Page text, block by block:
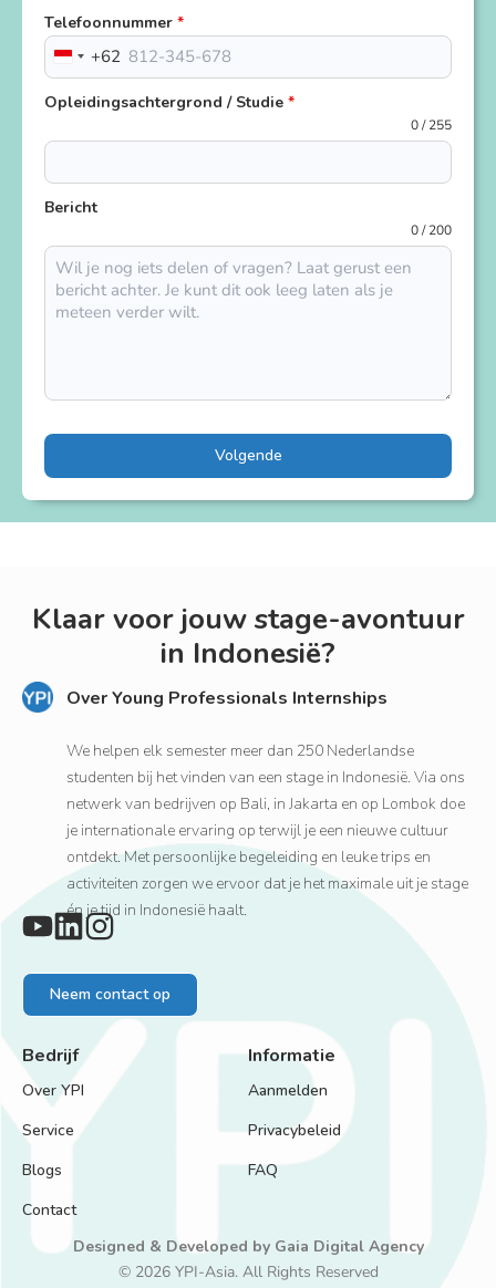
Telefoonnummer *
Indonesia
+62
+62
Opleidingsachtergrond / Studie *
0 / 255
Bericht
0 / 200
Volgende
Klaar voor jouw stage-avontuur
in Indonesië?
Over Young Professionals Internships
We helpen elk semester meer dan 250 Nederlandse
studenten bij het vinden van een stage in Indonesië. Via ons
netwerk van bedrijven op Bali, in Jakarta en op Lombok doe
je internationale ervaring op terwijl je een nieuwe cultuur
ontdekt. Met persoonlijke begeleiding en leuke trips en
activiteiten zorgen we ervoor dat je het maximale uit je stage
én je tijd in Indonesië haalt.
Neem contact op
Bedrijf
Over YPI
Service
Blogs
Contact
Informatie
Aanmelden
Privacybeleid
FAQ
Designed & Developed by Gaia Digital Agency
© 2026 YPI-Asia. All Rights Reserved